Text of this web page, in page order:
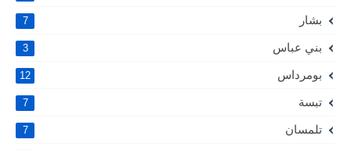
بشار 7
بني عباس 3
بومرداس 12
تبسة 7
تلمسان 7